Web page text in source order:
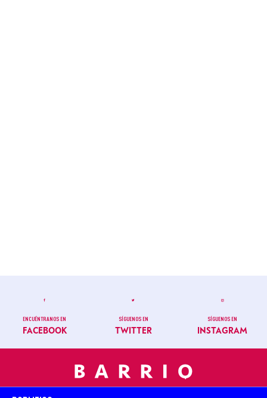
ENCUÉNTRANOS EN
FACEBOOK
SÍGUENOS EN
TWITTER
SÍGUENOS EN
INSTAGRAM